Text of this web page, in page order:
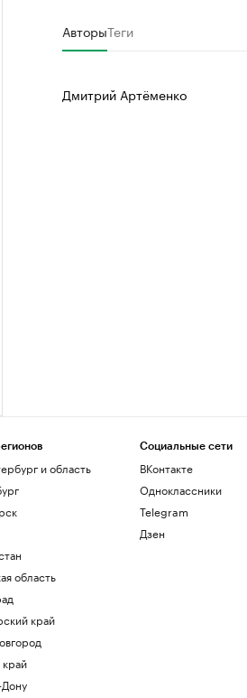
АвторыТеги
Дмитрий Артёменко
и область
область
край
Социальные сети
ВКонтакте
Одноклассники
Telegram
Дзен